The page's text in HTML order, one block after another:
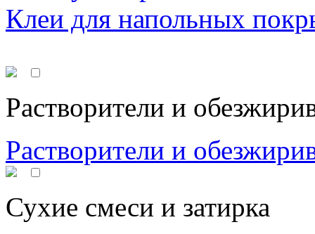
Клеи для напольных
Растворители и
Растворители и
Сухие смеси и затирка